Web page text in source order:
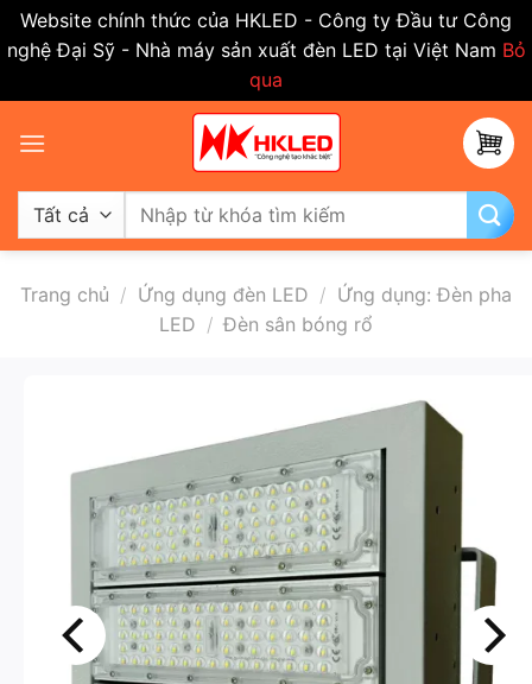
Website chính thức của HKLED - Công ty Đầu tư Công
nghệ Đại Sỹ - Nhà máy sản xuất đèn LED tại Việt Nam Bỏ
qua
qua
dung
Tìm
kiếm:
Trang chủ / Ứng dụng đèn LED / Ứng dụng: Đèn pha
LED / Đèn sân bóng rổ